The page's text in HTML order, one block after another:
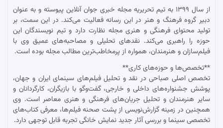
از سال ۱۳۹۹ به تیم تحریریه مجله خبری جوان آنلاین پیوسته و به عنوان
دبیر گروه فرهنگ و هنر در این رسانه فعالیت می‌کند. در این سمت، بر
تولید محتوای فرهنگی و هنری مجله نظارت دارد و تیم نویسندگان این
حوزه را راهبری می‌کند. نقدهای تحلیلی و مصاحبه‌های عمیق وی با
فیلم‌سازان و هنرمندان، همواره از پرمخاطب‌ترین مطالب مجله بوده است.
**تخصص‌ها و حوزه‌های کاری**
تخصص اصلی صباحی در نقد و تحلیل فیلم‌های سینمای ایران و جهان،
پوشش جشنواره‌های داخلی و خارجی، گفت‌وگو با بازیگران، کارگردانان و
سایر هنرمندان و تحلیل جریان‌های فرهنگی و هنری معاصر است. وی
همچنین در زمینه گزارش‌نویسی از پشت صحنه فیلم‌ها، معرفی کتاب‌های
تخصصی سینما و بررسی آثار جدید نمایش خانگی تجربه قابل توجهی دارد.